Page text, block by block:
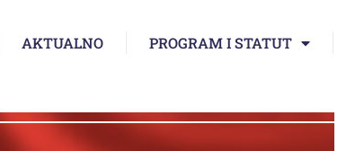
AKTUALNO PROGRAM I STATUT